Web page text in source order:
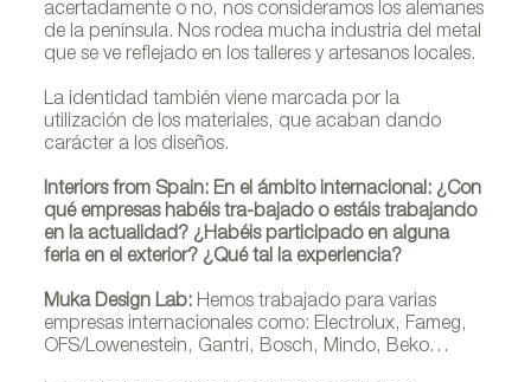
Laxmi Nazabal y Lucas Abajo fundadores de Muka
Design Lab. Foto de Muka Design Lab
acertadamente o no, nos consideramos los alemanes
de la península. Nos rodea mucha industria del metal
que se ve reflejado en los talleres y artesanos locales.
La identidad también viene marcada por la
utilización de los materiales, que acaban dando
carácter a los diseños.
Interiors from Spain: En el ámbito internacional: ¿Con
qué empresas habéis tra-bajado o estáis trabajando
en la actualidad? ¿Habéis participado en alguna
feria en el exterior? ¿Qué tal la experiencia?
Muka Design Lab: Hemos trabajado para varias
empresas internacionales como: Electrolux, Fameg,
OFS/Lowenestein, Gantri, Bosch, Mindo, Beko…